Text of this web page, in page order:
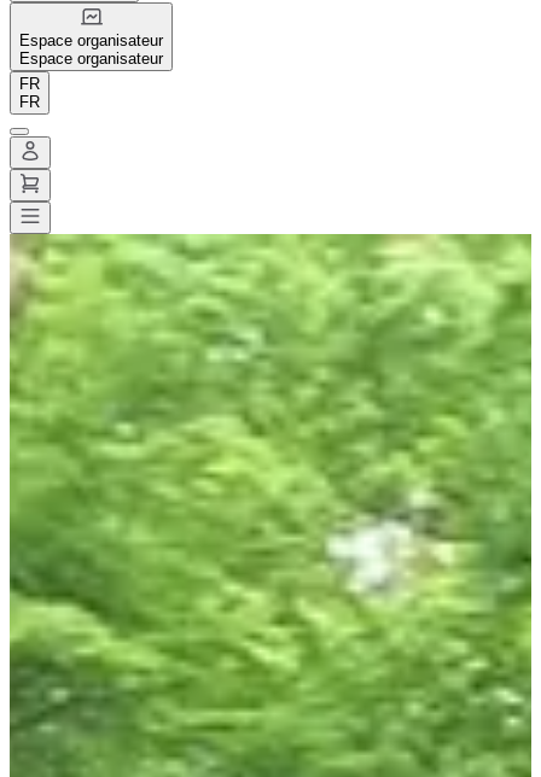
Espace organisateur
Espace organisateur
FR
FR
Toutes les courses>Trail>Trail court Trail la Cercottoise
Trail la Cercottoise
Date à confirmer
Enregistrer
Enregistrer
Voir toutes les photos
Voir toutes les photos
1 / 9
À proposCourses LocalisationOrganisateur
mai
Date
Mai 2027
Date à confirmer